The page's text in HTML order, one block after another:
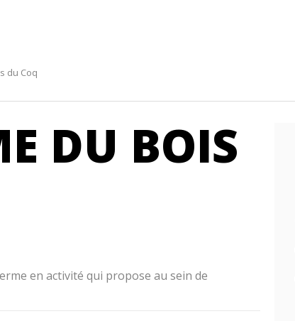
du Coq
DU BOIS
en activité qui propose au sein de